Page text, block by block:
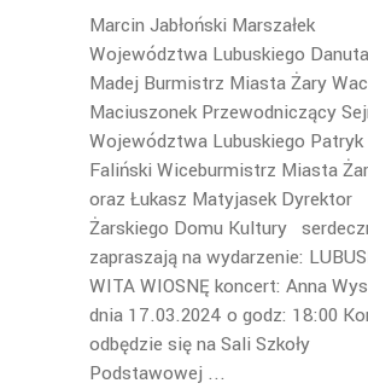
Marcin Jabłoński Marszałek
Województwa Lubuskiego Danuta
Madej Burmistrz Miasta Żary
Maciuszonek Przewodniczący
Województwa Lubuskiego Patryk
Faliński Wiceburmistrz Miasta
oraz Łukasz Matyjasek Dyrektor
Żarskiego Domu Kultury
zapraszają na wydarzenie:
WITA WIOSNĘ koncert: Anna
dnia 17.03.2024 o godz: 18:00
odbędzie się na Sali Szkoły
Podstawowej